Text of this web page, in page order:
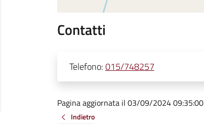
Contatti
Telefono:015/748257
Pagina aggiornata il 03/09/2024 09:35:00
Indietro